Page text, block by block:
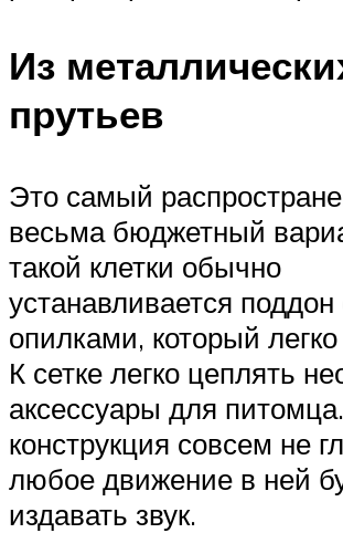
Из
прутьев
Это самый
весьма бюджетный
такой клетки обычно
устанавливается поддон
опилками, который
К сетке легко цеплять
аксессуары для
конструкция совсем не
любое движение в ней
издавать звук.